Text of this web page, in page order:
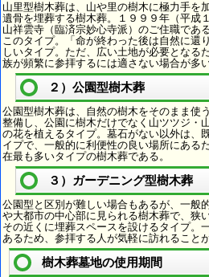
山里型樹木葬は、山や里の樹木に極力手を
遺骨を埋葬する樹木葬。１９９９年（平成
山祥雲寺（臨済宗妙心寺派）のご住職であ
このタイプ。「命が終わった後は自然に還
しいタイプ。ただ、広い土地が必要となる
族が頻繁に参拝するには適さない場合が多い
２）公園型樹木葬
公園型樹木葬は、自然の樹木をそのまま使
整備し、公園に樹木だけでなく山ツツジ・
の花を植えるタイプ。墓石がない以外は、
イプで、一般的に利便性の良い場所にある
在最も多いタイプの樹木葬である。
３）ガーデニング型樹木葬
公園型と区別が難しい場合もあるが、一般
や大都市の中心部に見られる樹木葬で、狭
その近くに埋葬スペースを設けるタイプ。
あるため、参拝する人が気軽に訪れること
樹木葬墓地の使用期間